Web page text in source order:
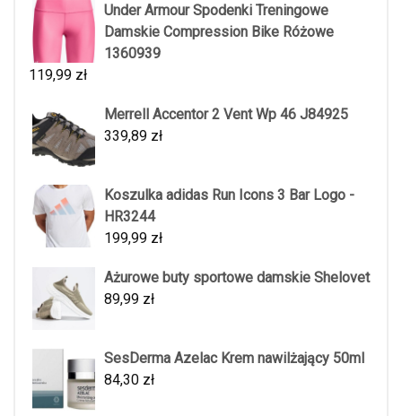
Under Armour Spodenki Treningowe
Damskie Compression Bike Różowe
1360939
119,99 zł
Merrell Accentor 2 Vent Wp 46 J84925
339,89 zł
Koszulka adidas Run Icons 3 Bar Logo -
HR3244
199,99 zł
Ażurowe buty sportowe damskie Shelovet
89,99 zł
SesDerma Azelac Krem nawilżający 50ml
84,30 zł